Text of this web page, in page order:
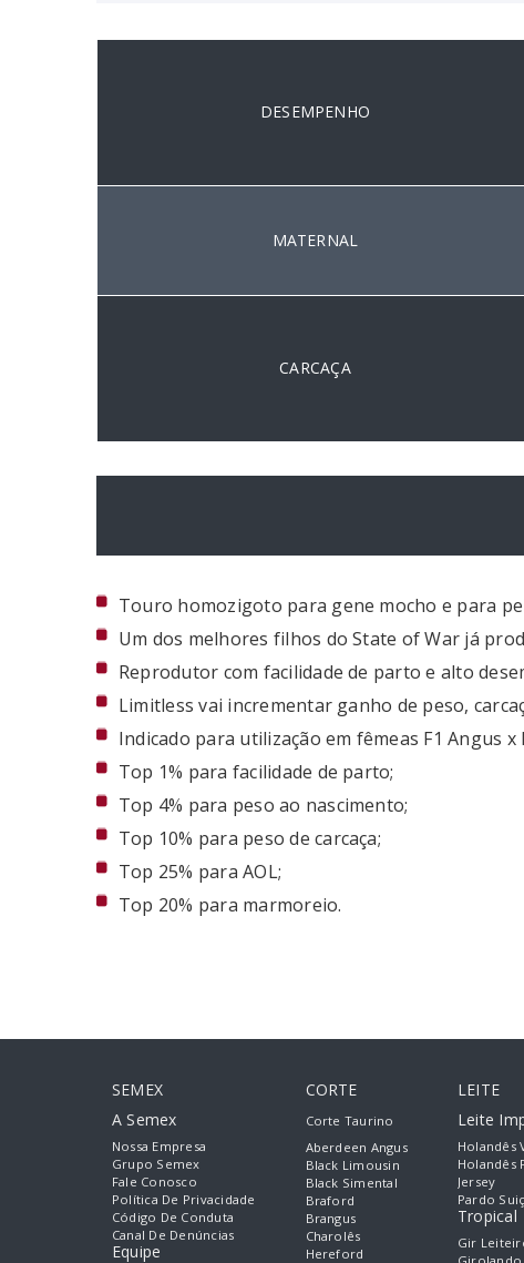
DESEMPENHO
MATERNAL
CARCAÇA
Touro homozigoto para gene mocho e para
Um dos melhores filhos do State of War já
Reprodutor com facilidade de parto e alto
Limitless vai incrementar ganho de peso,
Indicado para utilização em fêmeas F1 Angus
Top 1% para facilidade de parto;
Top 4% para peso ao nascimento;
Top 10% para peso de carcaça;
Top 25% para AOL;
Top 20% para marmoreio.
SEMEX
A Semex
Nossa Empresa
Grupo Semex
Fale Conosco
Política De Privacidade
Código De Conduta
Canal De Denúncias
Equipe
CORTE
Corte Taurino
Aberdeen Angus
Black Limousin
Black Simental
Braford
Brangus
Charolês
Hereford
LEITE
Leite
Holandês
Holandês
Jersey
Pardo
Tropical
Gir